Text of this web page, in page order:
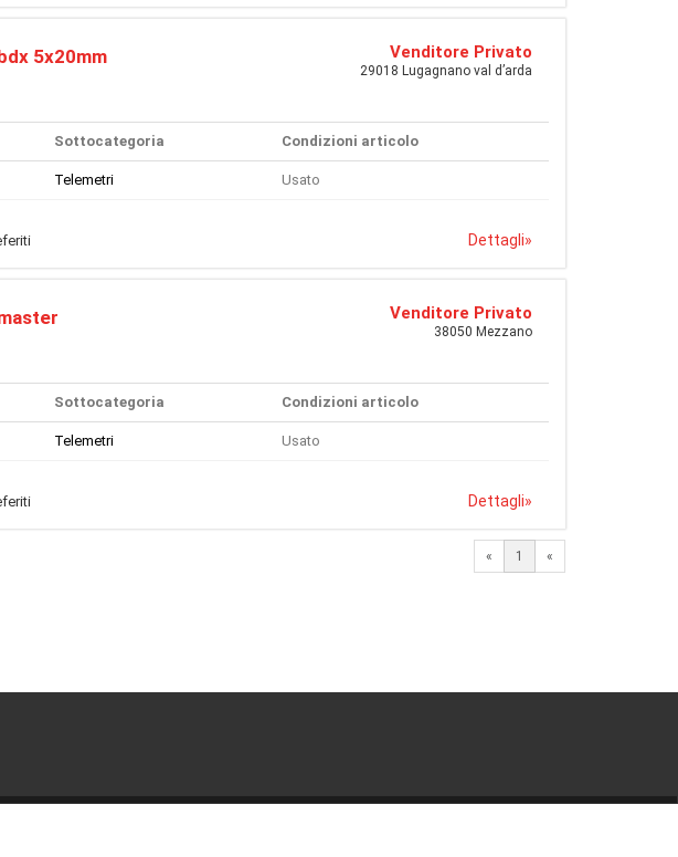
5x20mm Venditore Privato
29018 Lugagnano val d’arda
Sottocategoria Condizioni articolo
Telemetri Usato
Dettagli»
Venditore Privato
38050 Mezzano
Sottocategoria Condizioni articolo
Telemetri Usato
Dettagli»
« 1 «